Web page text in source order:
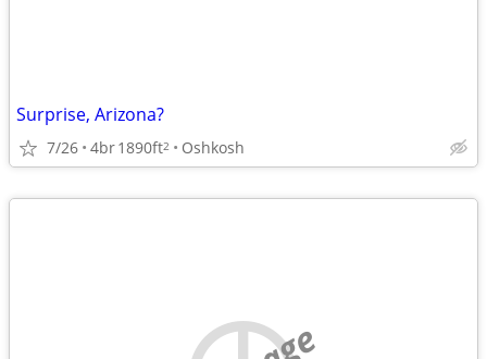
Surprise, Arizona?
7/26 4br1890ft2 Oshkosh